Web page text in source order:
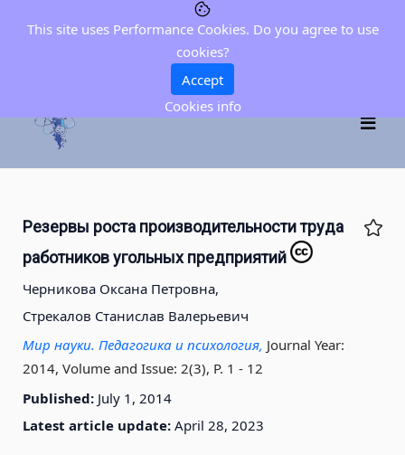
Резервы роста производительности труда
работников угольных предприятий
Черникова Оксана Петровна,
Стрекалов Станислав Валерьевич
Мир науки. Педагогика и психология, Journal Year:
2014, Volume and Issue: 2(3), P. 1 - 12
Published: July 1, 2014
Latest article update: April 28, 2023
This site uses Performance Cookies. Do you agree to use
cookies?
Accept
Cookies info